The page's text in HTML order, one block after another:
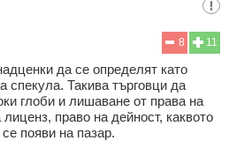
11
8
да се определят като
спекула. Такива търговци да
глоби и лишаване от права на
право на дейност, каквото
появи на пазар.